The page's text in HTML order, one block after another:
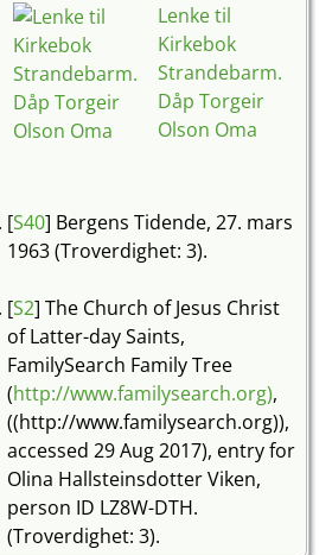
Lenke til
Kirkebok
Strandebarm.
Dåp Torgeir
Olson Oma
[S40] Bergens Tidende, 27. mars
1963 (Troverdighet: 3).
[S2] The Church of Jesus Christ
of Latter-day Saints,
FamilySearch Family Tree
(http://www.familysearch.org),
((http://www.familysearch.org)),
accessed 29 Aug 2017), entry for
Olina Hallsteinsdotter Viken,
person ID LZ8W-DTH.
(Troverdighet: 3).